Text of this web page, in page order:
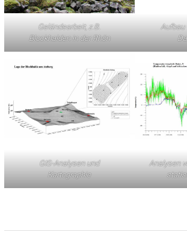
Geländearbeit, z.B.
Blockhalden in der Rhön
Aufbau
GIS-Analysen und
Kartographie
Analysen